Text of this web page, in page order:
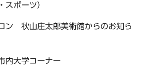
スポーツ）
ン 秋山庄太郎美術館からのお知ら
内大学コーナー